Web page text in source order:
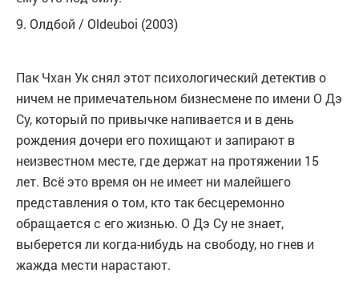
9. Олдбой / Oldeuboi (2003)
Пак Чхан Ук снял этот психологический детектив о
ничем не примечательном бизнесмене по имени О Дэ
Су, который по привычке напивается и в день
рождения дочери его похищают и запирают в
неизвестном месте, где держат на протяжении 15
лет. Всё это время он не имеет ни малейшего
представления о том, кто так бесцеремонно
обращается с его жизнью. О Дэ Су не знает,
выберется ли когда-нибудь на свободу, но гнев и
жажда мести нарастают.